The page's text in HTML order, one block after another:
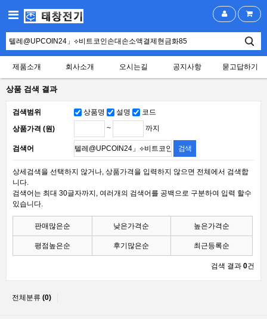
제품소개 회사소개 오시는길 공지사항 묻고답하기
상품 검색 결과
검색범위 상품명 설명
코드
상품가격 (원)
~ 까지
검색어
상세검색을 선택하지 않거나, 상품가격을 입력하지 않으면 전체에서 검색합
니다.
검색어는 최대 30글자까지, 여러개의 검색어를 공백으로 구분하여 입력 할수
있습니다.
판매많은순 낮은가격순 높은가격순
평점높은순 후기많은순 최근등록순
검색 결과 0건
전체분류 (0)